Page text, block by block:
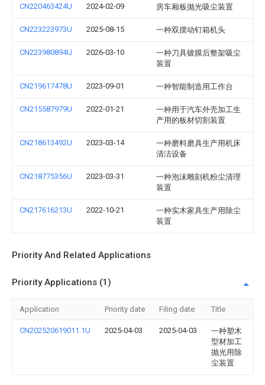
CN220463424U 2024-02-09 房车厢板抛光吸尘装置
CN223223973U 2025-08-15 一种双摆动钉箱机头
CN223980894U 2026-03-10
一种刀具镀膜后整架吸尘
装置
CN219617478U 2023-09-01 一种智能制造用工作台
CN215587979U 2022-01-21
一种用于汽车外壳加工生
产用的板材切割装置
CN218613492U 2023-03-14
一种磨料磨具生产用机床
清洁设备
CN218775356U 2023-03-31
一种泡沫雕刻机粉尘清理
装置
CN217616213U 2022-10-21
一种实木家具生产用除尘
装置
Priority And Related Applications
Priority Applications (1)
Application Priority date Filing date Title
CN202520619011.1U 2025-04-03 2025-04-03
一种塑木
型材加工
抛光用除
尘装置